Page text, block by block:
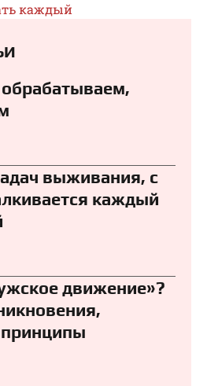
каждый
выживания, с
каждый
движение»?